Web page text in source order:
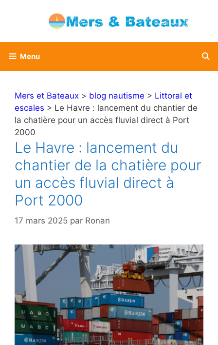
Menu
Mers et Bateaux > blog nautisme > Littoral et
escales > Le Havre : lancement du chantier de
la chatière pour un accès fluvial direct à Port
2000
Le Havre : lancement du
chantier de la chatière pour
un accès fluvial direct à
Port 2000
17 mars 2025 par Ronan